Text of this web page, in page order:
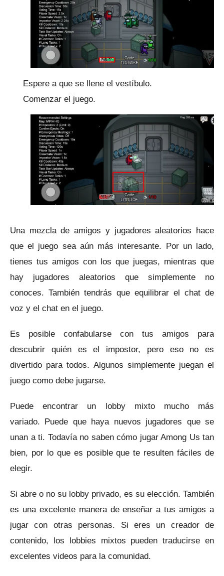
Espere a que se llene el vestíbulo.
Comenzar el juego.
Una mezcla de amigos y jugadores aleatorios hace
que el juego sea aún más interesante. Por un lado,
tienes tus amigos con los que juegas, mientras que
hay jugadores aleatorios que simplemente no
conoces. También tendrás que equilibrar el chat de
voz y el chat en el juego.
Es posible confabularse con tus amigos para
descubrir quién es el impostor, pero eso no es
divertido para todos. Algunos simplemente juegan el
juego como debe jugarse.
Puede encontrar un lobby mixto mucho más
variado. Puede que haya nuevos jugadores que se
unan a ti. Todavía no saben cómo jugar Among Us tan
bien, por lo que es posible que te resulten fáciles de
elegir.
Si abre o no su lobby privado, es su elección. También
es una excelente manera de enseñar a tus amigos a
jugar con otras personas. Si eres un creador de
contenido, los lobbies mixtos pueden traducirse en
excelentes videos para la comunidad.